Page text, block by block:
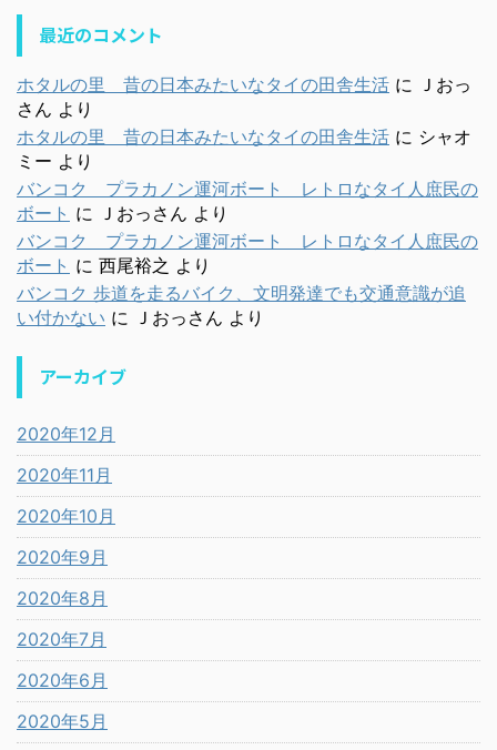
最近のコメント
ホタルの里 昔の日本みたいなタイの田舎生活 に Ｊおっ
さん より
ホタルの里 昔の日本みたいなタイの田舎生活 に シャオ
ミー より
バンコク プラカノン運河ボート レトロなタイ人庶民の
ボート に Ｊおっさん より
バンコク プラカノン運河ボート レトロなタイ人庶民の
ボート に 西尾裕之 より
バンコク 歩道を走るバイク、文明発達でも交通意識が追
い付かない に Ｊおっさん より
アーカイブ
2020年12月
2020年11月
2020年10月
2020年9月
2020年8月
2020年7月
2020年6月
2020年5月